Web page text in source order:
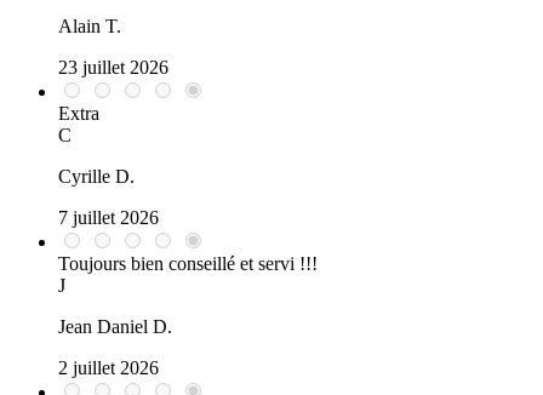
Alain T.
23 juillet 2026
Extra
C
Cyrille D.
7 juillet 2026
Toujours bien conseillé et servi !!!
J
Jean Daniel D.
2 juillet 2026